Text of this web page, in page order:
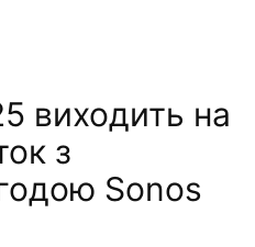
виходить на
з
Sonos